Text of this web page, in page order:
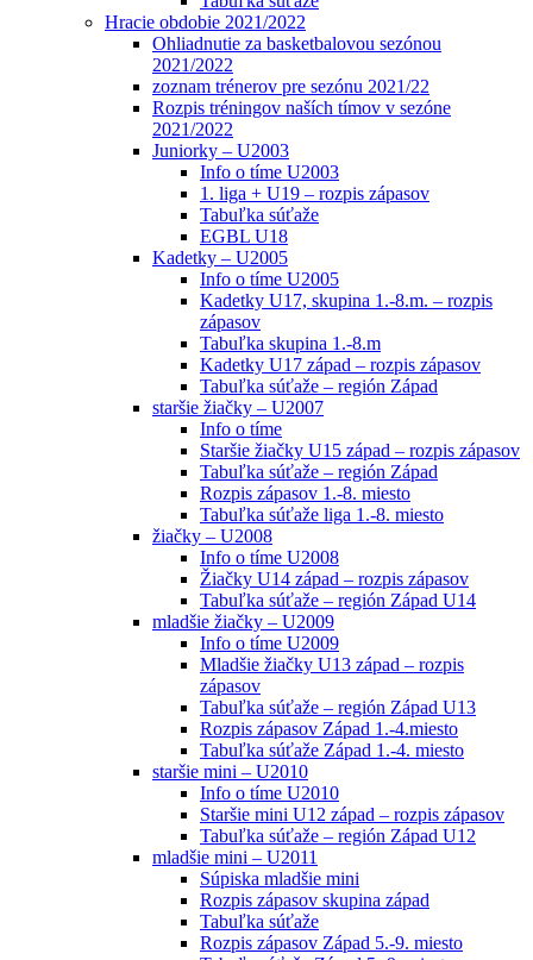
Hracie obdobie 2021/2022
Ohliadnutie za basketbalovou sezónou
2021/2022
zoznam trénerov pre sezónu 2021/22
Rozpis tréningov naších tímov v sezóne
2021/2022
Juniorky – U2003
Info o tíme U2003
1. liga + U19 – rozpis zápasov
Tabuľka súťaže
EGBL U18
Kadetky – U2005
Info o tíme U2005
Kadetky U17, skupina 1.-8.m. – rozpis
zápasov
Tabuľka skupina 1.-8.m
Kadetky U17 západ – rozpis zápasov
Tabuľka súťaže – región Západ
staršie žiačky – U2007
Info o tíme
Staršie žiačky U15 západ – rozpis zápasov
Tabuľka súťaže – región Západ
Rozpis zápasov 1.-8. miesto
Tabuľka súťaže liga 1.-8. miesto
žiačky – U2008
Info o tíme U2008
Žiačky U14 západ – rozpis zápasov
Tabuľka súťaže – región Západ U14
mladšie žiačky – U2009
Info o tíme U2009
Mladšie žiačky U13 západ – rozpis
zápasov
Tabuľka súťaže – región Západ U13
Rozpis zápasov Západ 1.-4.miesto
Tabuľka súťaže Západ 1.-4. miesto
staršie mini – U2010
Info o tíme U2010
Staršie mini U12 západ – rozpis zápasov
Tabuľka súťaže – región Západ U12
mladšie mini – U2011
Súpiska mladšie mini
Rozpis zápasov skupina západ
Tabuľka súťaže
Rozpis zápasov Západ 5.-9. miesto